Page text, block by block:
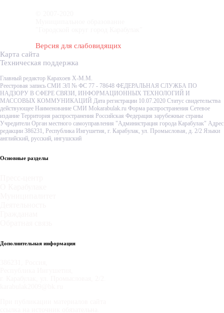
Версия для слабовидящих
Карта сайта
Техническая поддержка
Главный редактор Карахоев Х-М.М.
Реестровая запись СМИ ЭЛ № ФС 77 - 78648 ФЕДЕРАЛЬНАЯ СЛУЖБА ПО
НАДЗОРУ В СФЕРЕ СВЯЗИ, ИНФОРМАЦИОННЫХ ТЕХНОЛОГИЙ И
МАССОВЫХ КОММУНИКАЦИЙ Дата регистрации 10.07.2020 Статус свидетельства
действующее Наименование СМИ Mokarabulak.ru Форма распространения Сетевое
издание Территория распространения Российская Федерация зарубежные страны
Учредители Орган местного самоуправления "Администрация города Карабулак" Адрес
редакции 386231, Республика Ингушетия, г. Карабулак, ул. Промысловая, д. 2/2 Языки
английский, русский, ингушский
Основные разделы
Дополнительная информация